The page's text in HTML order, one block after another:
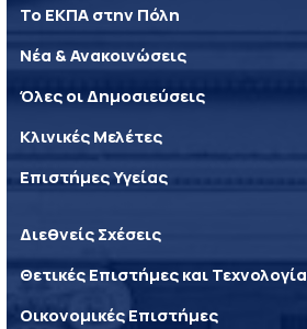
Το ΕΚΠΑ στην Πόλη
Νέα & Ανακοινώσεις
Όλες οι Δημοσιεύσεις
Κλινικές Μελέτες
Επιστήμες Υγείας
Διεθνείς Σχέσεις
Θετικές Επιστήμες και Τεχνολογία
Οικονομικές Επιστήμες